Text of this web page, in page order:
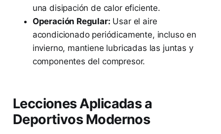
una disipación de calor eficiente.
Operación Regular: Usar el aire
acondicionado periódicamente, incluso en
invierno, mantiene lubricadas las juntas y
componentes del compresor.
Lecciones Aplicadas a
Deportivos Modernos